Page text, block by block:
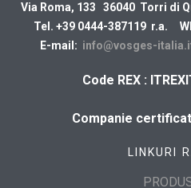
Via Roma, 133 36040 Torri di
Tel. +39 0444-387119 r.a.
E-mail: info@vosges-
Code REX :
Companie
LINKURI